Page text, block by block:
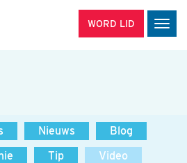
WORD LID
Nieuws
Blog
Tip
Video